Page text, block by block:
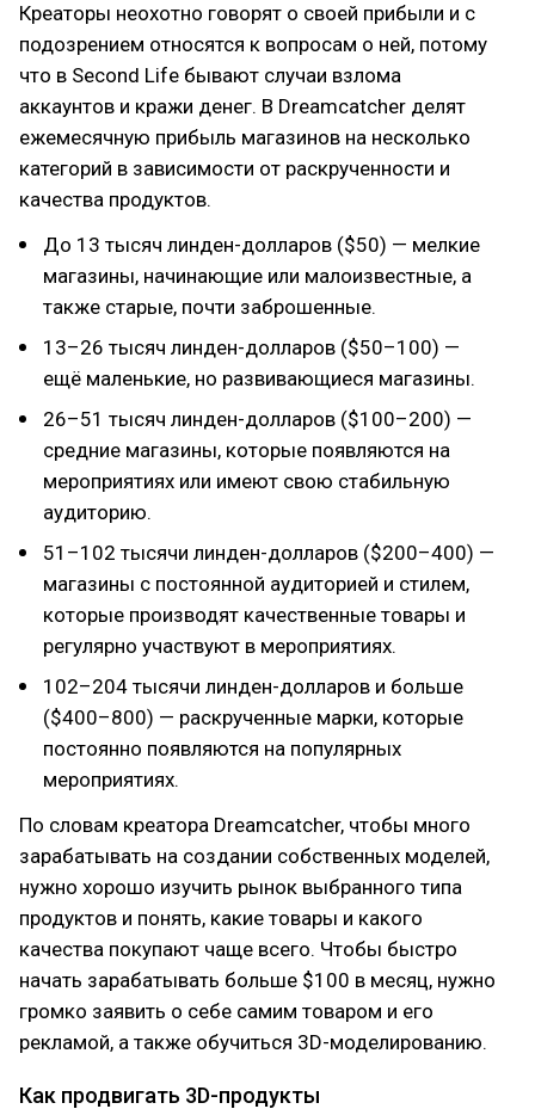
Креаторы неохотно говорят о своей прибыли и с
подозрением относятся к вопросам о ней, потому
что в Second Life бывают случаи взлома
аккаунтов и кражи денег. В Dreamcatcher делят
ежемесячную прибыль магазинов на несколько
категорий в зависимости от раскрученности и
качества продуктов.
До 13 тысяч линден-долларов ($50) — мелкие
магазины, начинающие или малоизвестные, а
также старые, почти заброшенные.
13–26 тысяч линден-долларов ($50–100) —
ещё маленькие, но развивающиеся магазины.
26–51 тысяч линден-долларов ($100–200) —
средние магазины, которые появляются на
мероприятиях или имеют свою стабильную
аудиторию.
51–102 тысячи линден-долларов ($200–400) —
магазины с постоянной аудиторией и стилем,
которые производят качественные товары и
регулярно участвуют в мероприятиях.
102–204 тысячи линден-долларов и больше
($400–800) — раскрученные марки, которые
постоянно появляются на популярных
мероприятиях.
По словам креатора Dreamcatcher, чтобы много
зарабатывать на создании собственных моделей,
нужно хорошо изучить рынок выбранного типа
продуктов и понять, какие товары и какого
качества покупают чаще всего. Чтобы быстро
начать зарабатывать больше $100 в месяц, нужно
громко заявить о себе самим товаром и его
рекламой, а также обучиться 3D-моделированию.
Как продвигать 3D-продукты